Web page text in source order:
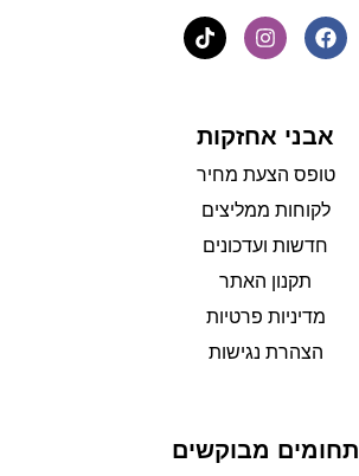
אבני אחזקות
טופס הצעת מחיר
לקוחות ממליצים
חדשות ועדכונים
תקנון האתר
מדיניות פרטיות
הצהרת נגישות
תחומים מבוקשים